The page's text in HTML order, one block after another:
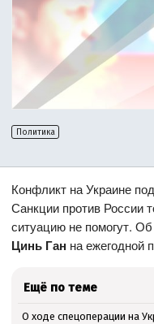
Политика
Конфликт на Украине
Санкции против России
ситуацию не помогут.
Цинь Ган на ежегодной
Ещё по теме
О ходе спецоперации на